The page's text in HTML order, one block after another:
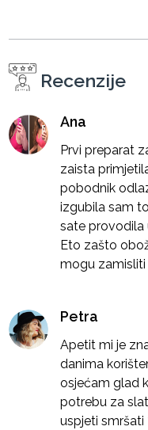
Recenzije
Ana
Prvi preparat
zaista
pobodnik
izgubila sam
sate provodila
Eto zašto
mogu zamisliti
Petra
Apetit mi je
danima
osjećam glad
potrebu za
uspjeti smršati